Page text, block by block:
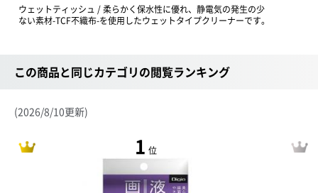
ウェットティッシュ / 柔らかく保水性に優れ、静電気の発生の少
ない素材-TCF不織布-を使用したウェットタイプクリーナーです。
この商品と同じカテゴリの閲覧ランキング
(2026/8/10更新)
1 位